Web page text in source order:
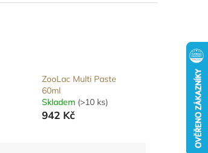
ZooLac Multi Paste
60ml
Skladem (>10 ks)
942 Kč